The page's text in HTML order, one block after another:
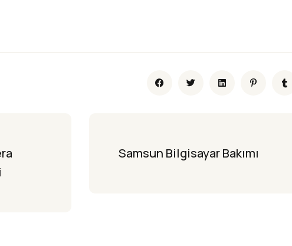
Samsun Bilgisayar Bakımı